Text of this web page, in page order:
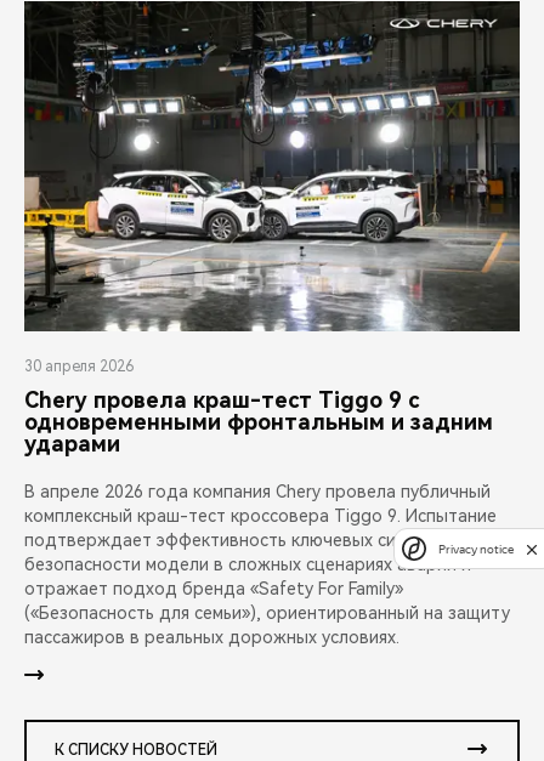
30 апреля 2026
Chery провела краш-тест Tiggo 9 с
одновременными фронтальным и задним
ударами
В апреле 2026 года компания Chery провела публичный
комплексный краш-тест кроссовера Tiggo 9. Испытание
подтверждает эффективность ключевых систем
безопасности модели в сложных сценариях аварий и
отражает подход бренда «Safety For Family»
(«Безопасность для семьи»), ориентированный на защиту
пассажиров в реальных дорожных условиях.
К СПИСКУ НОВОСТЕЙ
Privacy notice